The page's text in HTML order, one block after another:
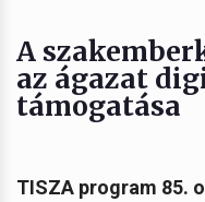
A
az ágazat
támogatása
TISZA program 85.